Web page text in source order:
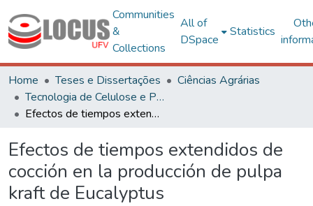
Communities
&
Collections
All of
DSpace
Statistics
Home Teses e Dissertações
Ciências Agrárias
Tecnologia de Celulose e Papel
Efectos de tiempos extendidos de cocción en la producción de pulpa kraft de Eucalyptus
Efectos de tiempos extendidos de
cocción en la producción de pulpa
kraft de Eucalyptus